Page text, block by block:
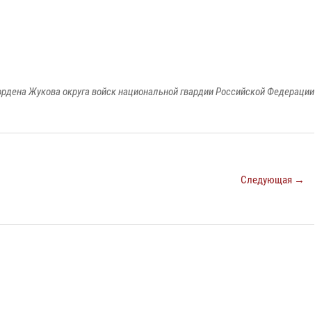
Жукова округа войск национальной гвардии Российской Федерации
Следующая →